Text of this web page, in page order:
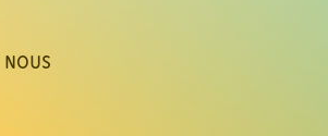
NOUS